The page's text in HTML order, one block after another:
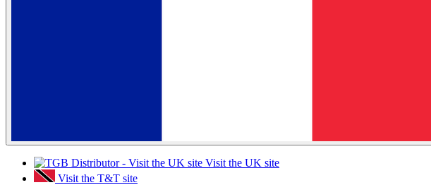
Visit the UK site
Visit the T&T site